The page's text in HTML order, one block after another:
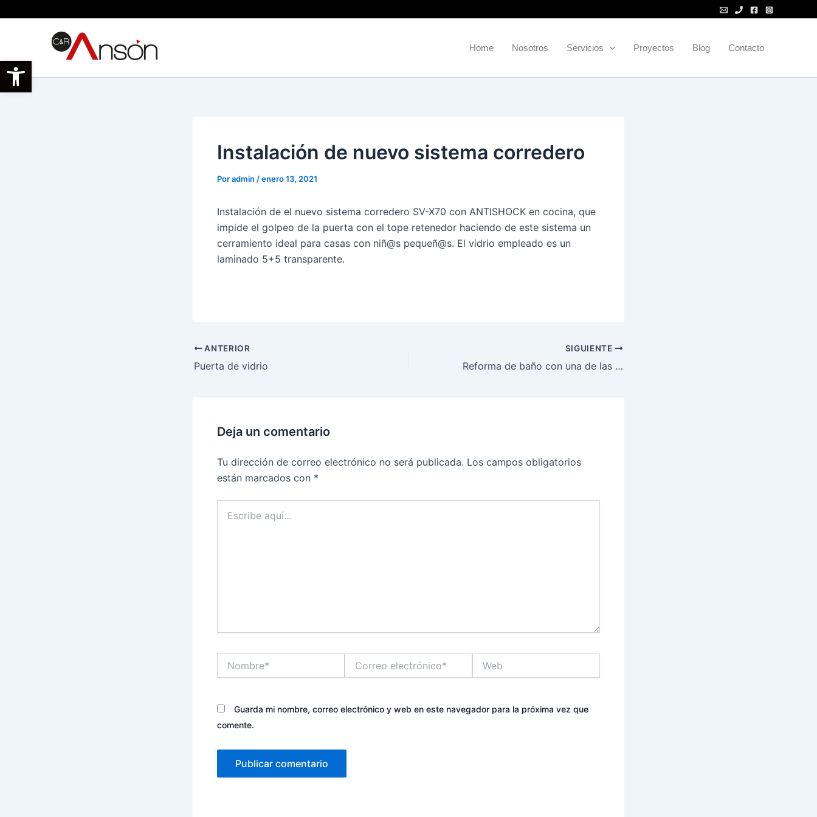
Abrir barra de herramientas
Home Nosotros Servicios Proyectos Blog Contacto
Instalación de nuevo sistema corredero
Poradmin /enero 13, 2021
Instalación de el nuevo sistema corredero SV-X70 con ANTISHOCK en cocina, que
impide el golpeo de la puerta con el tope retenedor haciendo de este sistema un
cerramiento ideal para casas con niñ@s pequeñ@s. El vidrio empleado es un
laminado 5+5 transparente.
ANTERIOR
Puerta de vidrio
SIGUIENTE
Reforma de baño con una de las últimas tendencias de azulejos
Deja un comentario
Tu dirección de correo electrónico no será publicada. Los campos obligatorios
están marcados con *
aquí...
electrónico*
Guarda mi nombre, correo electrónico y web en este navegador para la próxima vez que
comente.